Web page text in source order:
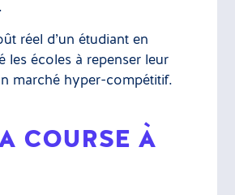
réel d’un étudiant en
les écoles à repenser leur
marché hyper-compétitif.
COURSE À